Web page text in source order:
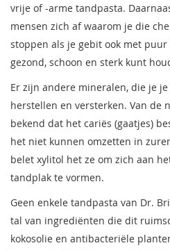
vrije of -arme tandpasta.
mensen zich af waarom je die
stoppen als je gebit ook met
gezond, schoon en sterk kunt
Er zijn andere mineralen, die je
herstellen en versterken. Van de
bekend dat het cariës (gaatjes)
het niet kunnen omzetten in
belet xylitol het ze om zich aan
tandplak te vormen.
Geen enkele tandpasta van Dr.
tal van ingrediënten die dit
kokosolie en antibacteriële